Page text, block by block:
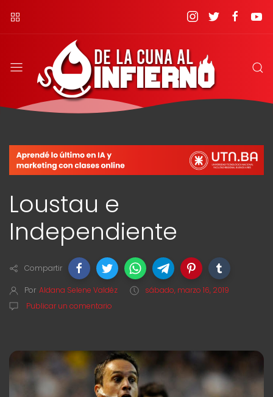
Loustau e
Independiente
Compartir
Por Aldana Selene Valdéz
sábado, marzo 16, 2019
Publicar un comentario